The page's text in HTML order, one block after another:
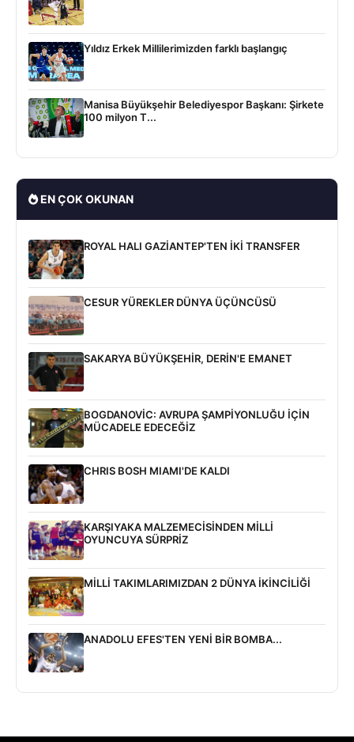
Yıldız Erkek Millilerimizden farklı başlangıç
Manisa Büyükşehir Belediyespor Başkanı: Şirkete
100 milyon T...
EN ÇOK OKUNAN
ROYAL HALI GAZİANTEP'TEN İKİ TRANSFER
CESUR YÜREKLER DÜNYA ÜÇÜNCÜSÜ
SAKARYA BÜYÜKŞEHİR, DERİN'E EMANET
BOGDANOVİC: AVRUPA ŞAMPİYONLUĞU İÇİN
MÜCADELE EDECEĞİZ
CHRIS BOSH MIAMI'DE KALDI
KARŞIYAKA MALZEMECİSİNDEN MİLLİ
OYUNCUYA SÜRPRİZ
MİLLİ TAKIMLARIMIZDAN 2 DÜNYA İKİNCİLİĞİ
ANADOLU EFES'TEN YENİ BİR BOMBA...